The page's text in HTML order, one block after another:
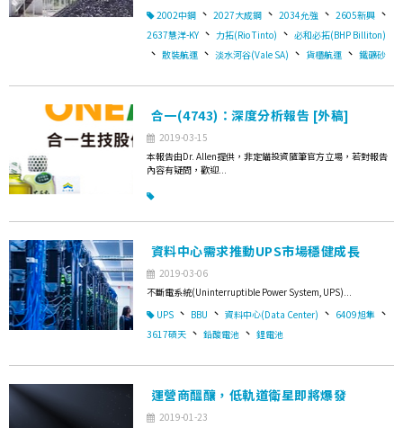
2002中鋼 、 2027大成鋼 、 2034允強 、 2605新興 、
2637慧洋-KY 、 力拓(Rio Tinto) 、 必和必拓(BHP Billiton)
、 散裝航運 、 淡水河谷(Vale SA) 、 貨櫃航運 、 鐵礦砂
合一(4743)：深度分析報告 [外稿]
2019-03-15
本報告由Dr. Allen提供，非定錨投資隨筆官方立場，若對報告
內容有疑問，歡迎...
資料中心需求推動UPS市場穩健成長
2019-03-06
不斷電系統(Uninterruptible Power System, UPS)...
UPS 、 BBU 、 資料中心(Data Center) 、 6409旭隼 、
3617碩天 、 鉛酸電池 、 鋰電池
運營商醞釀，低軌道衛星即將爆發
2019-01-23